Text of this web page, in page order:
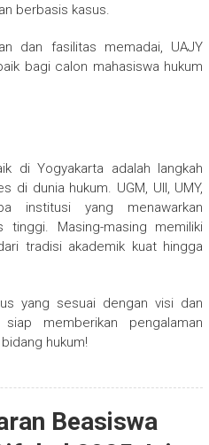
berbasis kasus.
dan fasilitas memadai, UAJY
bagi calon mahasiswa hukum
di Yogyakarta adalah langkah
di dunia hukum. UGM, UII, UMY,
institusi yang menawarkan
tinggi. Masing-masing memiliki
tradisi akademik kuat hingga
yang sesuai dengan visi dan
memberikan pengalaman
hukum!
Beasiswa